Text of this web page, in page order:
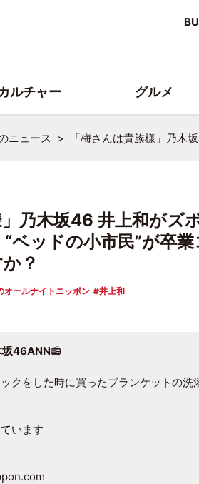
ニュース 「梅さんは貴族様」乃木
」乃木坂46 井上和がズ
ベッドの小市民”が卒
？
オールナイトニッポン
井上和
46ANN📻
クをした時に買ったブランケットの洗
います
ルチャー グルメ